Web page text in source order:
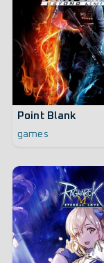
Point Blank
games